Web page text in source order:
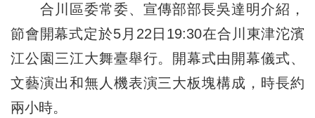
合川區委常委、宣傳部部長吳達明介紹，
節會開幕式定於5月22日19:30在合川東津沱濱
江公園三江大舞臺舉行。開幕式由開幕儀式、
文藝演出和無人機表演三大板塊構成，時長約
兩小時。